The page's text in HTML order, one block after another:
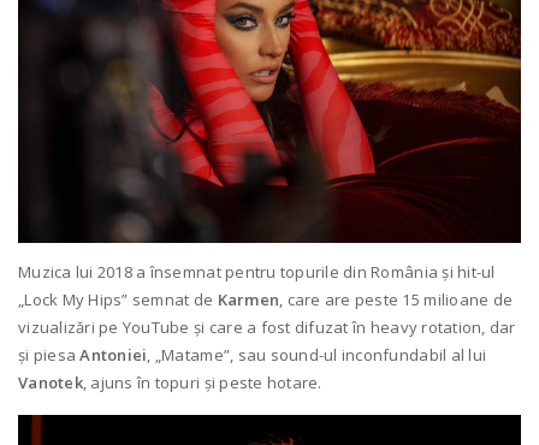
Muzica lui 2018 a însemnat pentru topurile din România și hit-ul
„Lock My Hips” semnat de Karmen, care are peste 15 milioane de
vizualizări pe YouTube și care a fost difuzat în heavy rotation, dar
și piesaAntoniei, „Matame”, sau sound-ul inconfundabil al lui
Vanotek, ajuns în topuri și peste hotare.